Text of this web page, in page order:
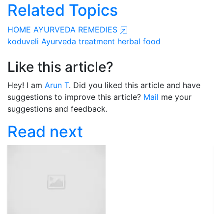
Related Topics
HOME AYURVEDA REMEDIES
koduveli Ayurveda treatment herbal food
Like this article?
Hey! I am Arun T. Did you liked this article and have
suggestions to improve this article? Mail me your
suggestions and feedback.
Read next